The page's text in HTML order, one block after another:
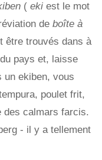
( eki est le mot
de boîte à
être trouvés dans à
pays et, laisse
un ekiben, vous
poulet frit,
des calmars farcis.
- il y a tellement